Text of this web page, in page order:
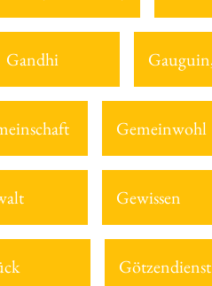
Gandhi
Gemeinwohl
Gewissen
Götzendienst